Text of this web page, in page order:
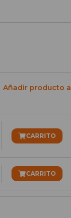
Añadir producto a
CARRITO
CARRITO